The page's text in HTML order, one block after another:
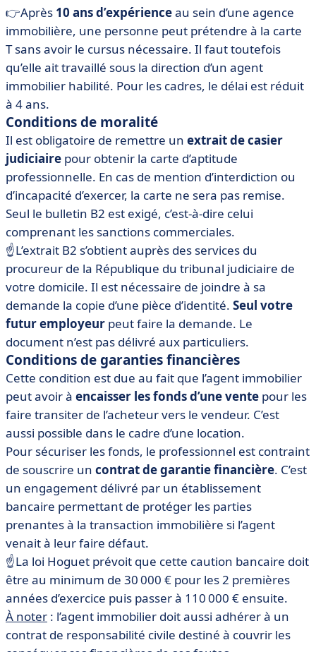
👉Après 10 ans d’expérienceau sein d’une agence
immobilière, une personne peut prétendre à la carte
T sans avoir le cursus nécessaire. Il faut toutefois
qu’elle ait travaillé sous la direction d’un agent
immobilier habilité. Pour les cadres, le délai est réduit
à 4 ans.
Conditions de moralité
Il est obligatoire de remettre un extrait de casier
judiciaire pour obtenir la carte d’aptitude
professionnelle. En cas de mention d’interdiction ou
d’incapacité d’exercer, la carte ne sera pas remise.
Seul le bulletin B2 est exigé, c’est-à-dire celui
comprenant les sanctions commerciales.
☝️L’extrait B2 s’obtient auprès des services du
procureur de la République du tribunal judiciaire de
votre domicile. Il est nécessaire de joindre à sa
demande la copie d’une pièce d’identité. Seul votre
futur employeur peut faire la demande. Le
document n’est pas délivré aux particuliers.
Conditions de garanties financières
Cette condition est due au fait que l’agent immobilier
peut avoir à encaisser les fonds d’une vente pour les
faire transiter de l’acheteur vers le vendeur. C’est
aussi possible dans le cadre d’une location.
Pour sécuriser les fonds, le professionnel est contraint
de souscrire un contrat de garantie financière. C’est
un engagement délivré par un établissement
bancaire permettant de protéger les parties
prenantes à la transaction immobilière si l’agent
venait à leur faire défaut.
☝️La loi Hoguet prévoit que cette caution bancaire doit
être au minimum de 30 000 € pour les 2 premières
années d’exercice puis passer à 110 000 € ensuite.
À noter : l’agent immobilier doit aussi adhérer à un
contrat de responsabilité civile destiné à couvrir les